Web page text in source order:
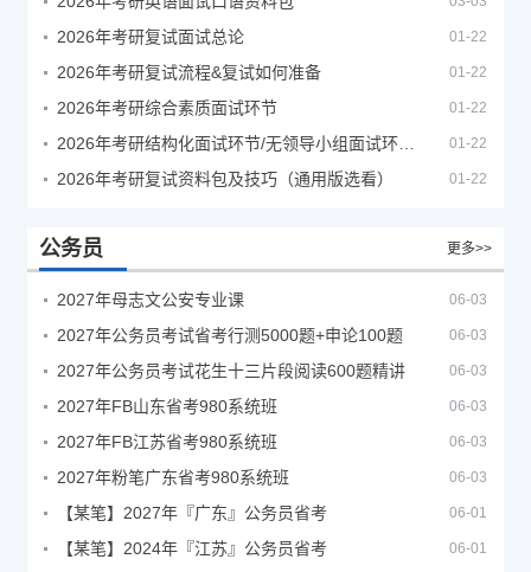
2026年考研复试面试总论 01-22
2026年考研复试流程&复试如何准备 01-22
2026年考研综合素质面试环节 01-22
01-22
2026年考研复试资料包及技巧（通用版选看） 01-22
公务员 更多>>
2027年母志文公安专业课 06-03
2027年公务员考试省考行测5000题+申论100题 06-03
2027年公务员考试花生十三片段阅读600题精讲 06-03
2027年FB山东省考980系统班 06-03
2027年FB江苏省考980系统班 06-03
2027年粉笔广东省考980系统班 06-03
【某笔】2027年『广东』公务员省考 06-01
【某笔】2024年『江苏』公务员省考 06-01